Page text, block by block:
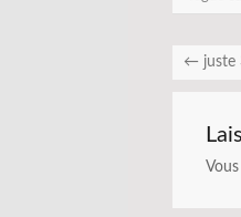
← juste